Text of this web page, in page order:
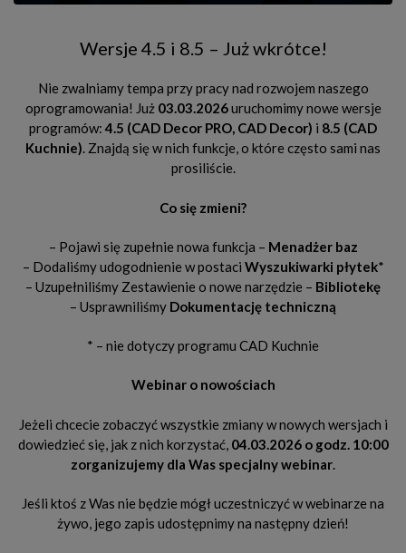
Wersje 4.5 i 8.5 – Już wkrótce!
Nie zwalniamy tempa przy pracy nad rozwojem naszego
oprogramowania! Już 03.03.2026uruchomimy nowe wersje
programów: 4.5 (CAD Decor PRO, CAD Decor) i 8.5 (CAD
Kuchnie). Znajdą się w nich funkcje, o które często sami nas
prosiliście.
Co się zmieni?
– Pojawi się zupełnie nowa funkcja – Menadżer baz
– Dodaliśmy udogodnienie w postaci Wyszukiwarki płytek*
– Uzupełniliśmy Zestawienie o nowe narzędzie – Bibliotekę
– Usprawniliśmy Dokumentację techniczną
* – nie dotyczy programu CAD Kuchnie
Webinar o nowościach
Jeżeli chcecie zobaczyć wszystkie zmiany w nowych wersjach i
dowiedzieć się, jak z nich korzystać, 04.03.2026 o godz. 10:00
zorganizujemy dla Was specjalny webinar.
Jeśli ktoś z Was nie będzie mógł uczestniczyć w webinarze na
żywo, jego zapis udostępnimy na następny dzień!